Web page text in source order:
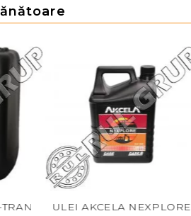
ULEI AKCELA NEXPLORE